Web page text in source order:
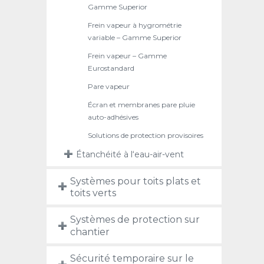
Gamme Superior
Frein vapeur à hygrométrie
variable – Gamme Superior
Frein vapeur – Gamme
Eurostandard
Pare vapeur
Écran et membranes pare pluie
auto-adhésives
Solutions de protection provisoires
Étanchéité à l‘eau-air-vent
Systèmes pour toits plats et
toits verts
Systèmes de protection sur
chantier
Sécurité temporaire sur le